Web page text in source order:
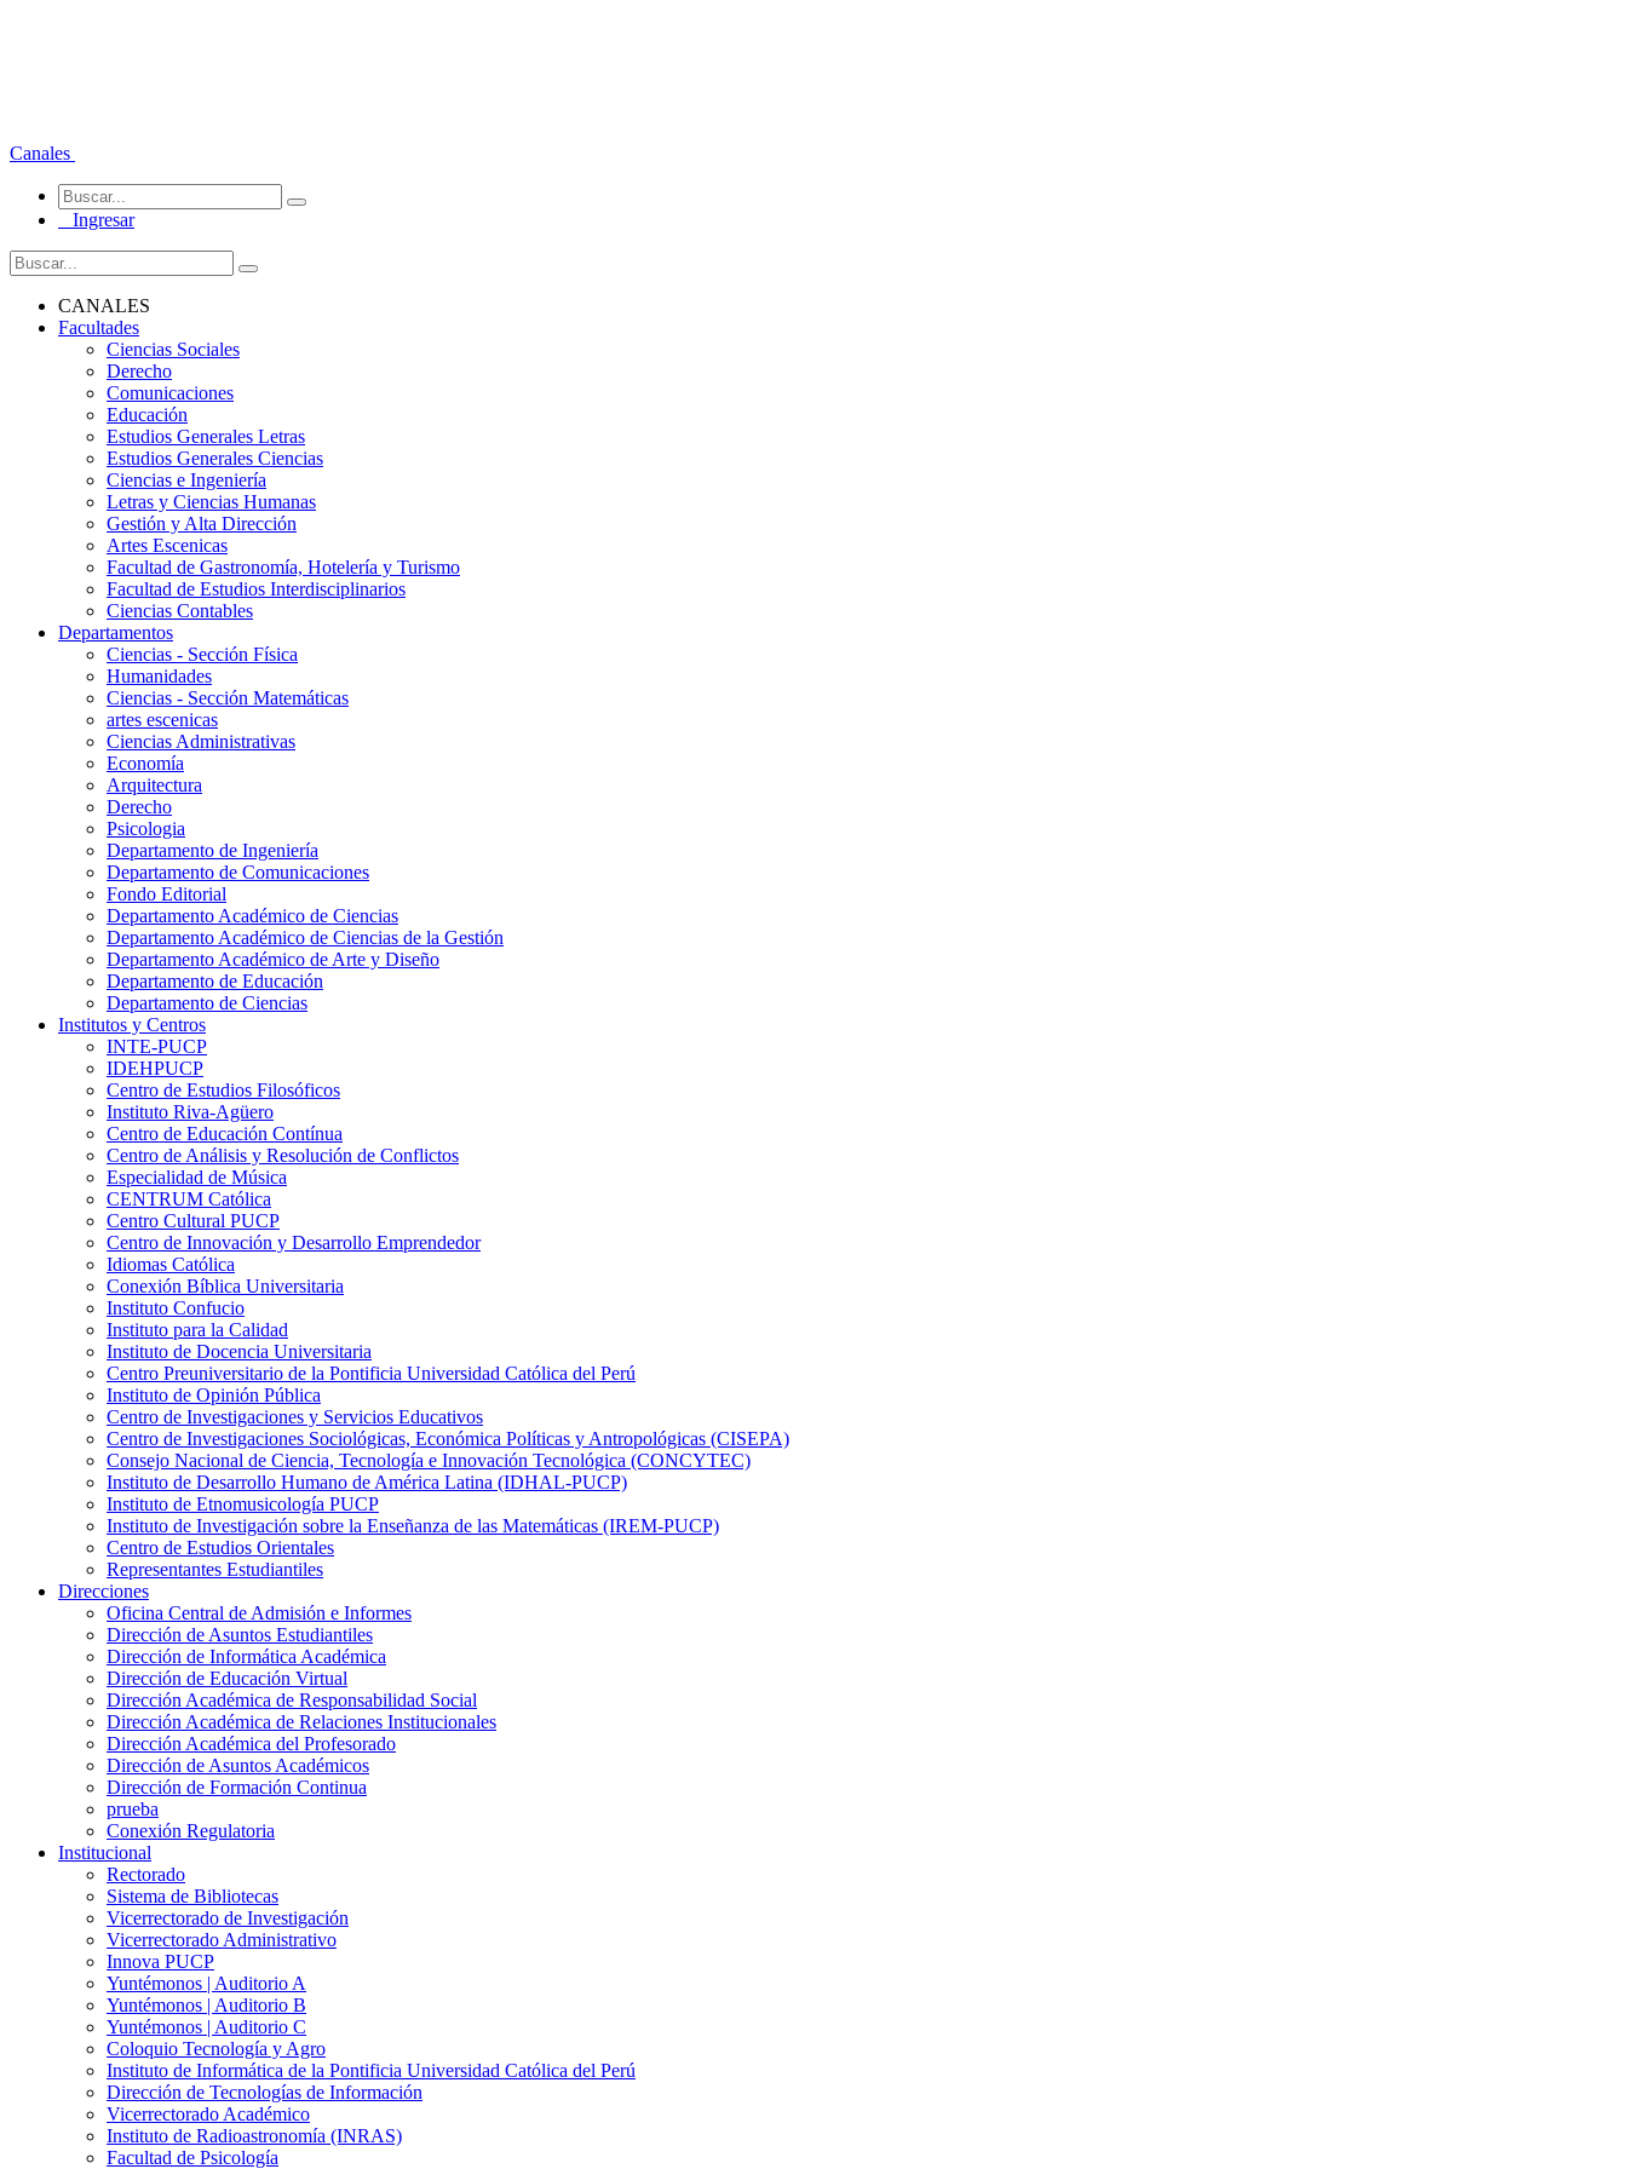
Canales
Ingresar
CANALES
Facultades
Ciencias Sociales
Derecho
Comunicaciones
Educación
Estudios Generales Letras
Estudios Generales Ciencias
Ciencias e Ingeniería
Letras y Ciencias Humanas
Gestión y Alta Dirección
Artes Escenicas
Facultad de Gastronomía, Hotelería y Turismo
Facultad de Estudios Interdisciplinarios
Ciencias Contables
Departamentos
Ciencias - Sección Física
Humanidades
Ciencias - Sección Matemáticas
artes escenicas
Ciencias Administrativas
Economía
Arquitectura
Derecho
Psicologia
Departamento de Ingeniería
Departamento de Comunicaciones
Fondo Editorial
Departamento Académico de Ciencias
Departamento Académico de Ciencias de la Gestión
Departamento Académico de Arte y Diseño
Departamento de Educación
Departamento de Ciencias
Institutos y Centros
INTE-PUCP
IDEHPUCP
Centro de Estudios Filosóficos
Instituto Riva-Agüero
Centro de Educación Contínua
Centro de Análisis y Resolución de Conflictos
Especialidad de Música
CENTRUM Católica
Centro Cultural PUCP
Centro de Innovación y Desarrollo Emprendedor
Idiomas Católica
Conexión Bíblica Universitaria
Instituto Confucio
Instituto para la Calidad
Instituto de Docencia Universitaria
Centro Preuniversitario de la Pontificia Universidad Católica del Perú
Instituto de Opinión Pública
Centro de Investigaciones y Servicios Educativos
Centro de Investigaciones Sociológicas, Económica Políticas y Antropológicas (CISEPA)
Consejo Nacional de Ciencia, Tecnología e Innovación Tecnológica (CONCYTEC)
Instituto de Desarrollo Humano de América Latina (IDHAL-PUCP)
Instituto de Etnomusicología PUCP
Instituto de Investigación sobre la Enseñanza de las Matemáticas (IREM-PUCP)
Centro de Estudios Orientales
Representantes Estudiantiles
Direcciones
Oficina Central de Admisión e Informes
Dirección de Asuntos Estudiantiles
Dirección de Informática Académica
Dirección de Educación Virtual
Dirección Académica de Responsabilidad Social
Dirección Académica de Relaciones Institucionales
Dirección Académica del Profesorado
Dirección de Asuntos Académicos
Dirección de Formación Continua
prueba
Conexión Regulatoria
Institucional
Rectorado
Sistema de Bibliotecas
Vicerrectorado de Investigación
Vicerrectorado Administrativo
Innova PUCP
Yuntémonos | Auditorio A
Yuntémonos | Auditorio B
Yuntémonos | Auditorio C
Coloquio Tecnología y Agro
Instituto de Informática de la Pontificia Universidad Católica del Perú
Dirección de Tecnologías de Información
Vicerrectorado Académico
Instituto de Radioastronomía (INRAS)
Facultad de Psicología